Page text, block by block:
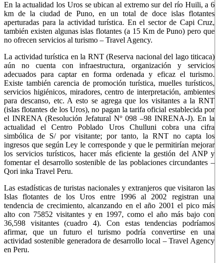
En la actualidad los Uros se ubican al extremo sur del río Huili, a 6
km de la ciudad de Puno, en un total de doce islas flotantes
aperturadas para la actividad turística. En el sector de Capi Cruz,
también existen algunas islas flotantes (a 15 Km de Puno) pero que
no ofrecen servicios al turismo – Travel Agency.
La actividad turística en la RNT (Reserva nacional del lago titicaca)
aún no cuenta con infraestructura, organización y servicios
adecuados para captar en forma ordenada y eficaz el turismo.
Existe también carencia de promoción turística, muelles turísticos,
servicios higiénicos, miradores, centro de interpretación, ambientes
para descanso, etc. A esto se agrega que los visitantes a la RNT
(islas flotantes de los Uros), no pagan la tarifa oficial establecida por
el INRENA (Resolución Jefatural Nº 098 –98 INRENA-J). En la
actualidad el Centro Poblado Uros Chulluni cobra una cifra
simbólica de S/ por visitante; por tanto, la RNT no capta los
ingresos que según Ley le corresponde y que le permitirían mejorar
los servicios turísticos, hacer más eficiente la gestión del ANP y
fomentar el desarrollo sostenible de las poblaciones circundantes –
Qori inka Travel Peru.
Las estadísticas de turistas nacionales y extranjeros que visitaron las
Islas flotantes de los Uros entre 1996 al 2002 registran una
tendencia de crecimiento, alcanzando en el año 2001 el pico más
alto con 75852 visitantes y en 1997, como el año más bajo con
36,598 visitantes (cuadro 4). Con estas tendencias podríamos
afirmar, que un futuro el turismo podría convertirse en una
actividad sostenible generadora de desarrollo local – Travel Agency
en Peru.